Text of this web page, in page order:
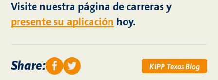
Visite nuestra página de carreras y
presente su aplicación hoy.
Share: KIPP Texas Blog